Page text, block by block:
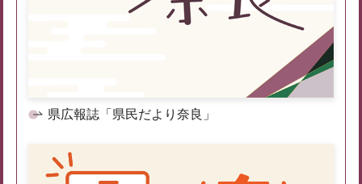
県広報誌「県民だより奈良」